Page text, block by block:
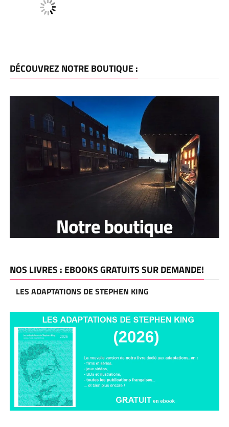
DÉCOUVREZ NOTRE BOUTIQUE :
NOS LIVRES : EBOOKS GRATUITS SUR DEMANDE!
LES ADAPTATIONS DE STEPHEN KING